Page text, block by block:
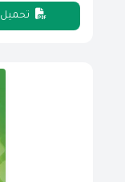
تحميل PDF